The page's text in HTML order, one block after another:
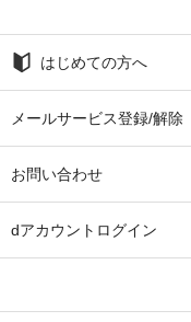
はじめての方へ
メールサービス登録/解除
お問い合わせ
dアカウントログイン